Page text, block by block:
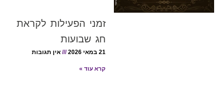
זמני הפעילות לקראת
חג שבועות
21 במאי 2026 אין תגובות
קרא עוד »